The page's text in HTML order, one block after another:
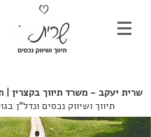
שרית יעקב - משרד תיווך בקצרין |
תיווך ושיווק נכסים ונדל"ן